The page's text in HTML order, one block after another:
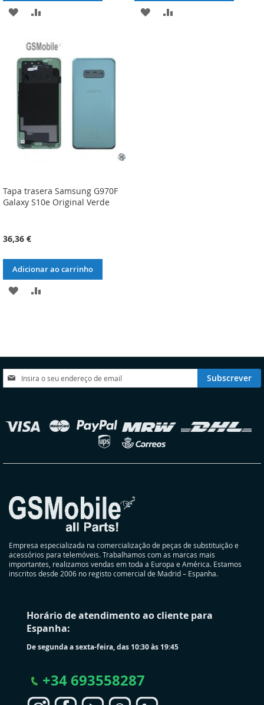
ADICIONAR
LISTA
DE
DESEJOS
COMPARAÇÃO
ADICIONARADICIONAR
Tapa trasera Samsung G970F
Galaxy S10e Original Verde
36,36 €
Adicionar ao carrinho
ADICIONAR
DESEJOS
Subscreva
a
Subscrever
Empresa especializada na comercialização de peças de substituição e
acessórios para telemóveis. Trabalhamos com as marcas mais
importantes, realizamos vendas em toda a Europa e América. Estamos
inscritos desde 2006 no registo comercial de Madrid – Espanha.
Horário de atendimento ao cliente para
Espanha:
De segunda a sexta-feira, das 10:30 às 19:45
+34 693558287